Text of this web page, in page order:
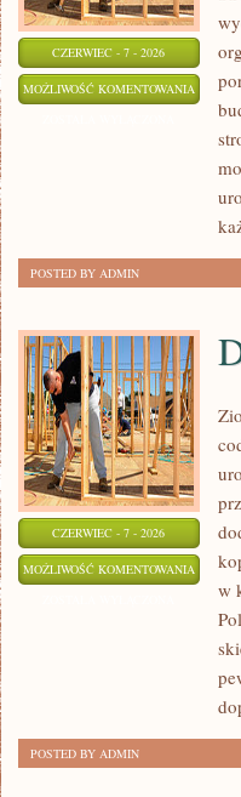
CZERWIEC - 7 - 2026
MOŻLIWOŚĆ KOMENTOWANIA
POSTED BY ADMIN
CZERWIEC - 7 - 2026
MOŻLIWOŚĆ KOMENTOWANIA
w
POSTED BY ADMIN